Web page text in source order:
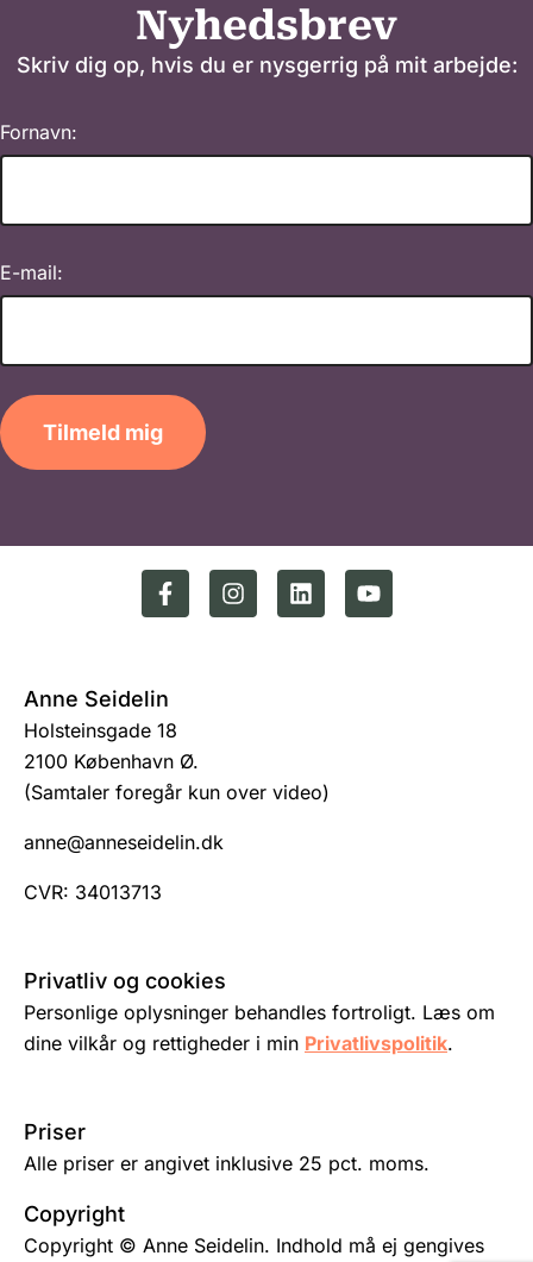
Nyhedsbrev
Skriv dig op, hvis du er nysgerrig på mit arbejde:
Fornavn:
E-mail:
Tilmeld mig
Anne Seidelin
Holsteinsgade 18
2100 København Ø.
(Samtaler foregår kun over video)
anne@anneseidelin.dk
CVR: 34013713
Privatliv og cookies
Personlige oplysninger behandles fortroligt. Læs om
dine vilkår og rettigheder i min Privatlivspolitik.
Priser
Alle priser er angivet inklusive 25 pct. moms.
Copyright
Copyright © Anne Seidelin. Indhold må ej gengives